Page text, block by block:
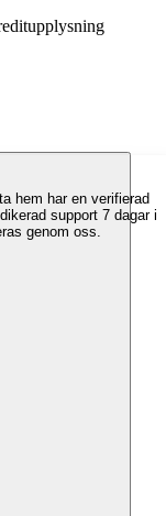
hem har en verifierad
support 7 dagar i
genom oss.